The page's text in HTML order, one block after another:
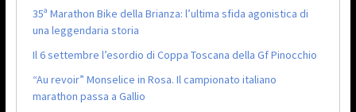
35ª Marathon Bike della Brianza: l’ultima sfida agonistica di
una leggendaria storia
Il 6 settembre l’esordio di Coppa Toscana della Gf Pinocchio
“Au revoir” Monselice in Rosa. Il campionato italiano
marathon passa a Gallio